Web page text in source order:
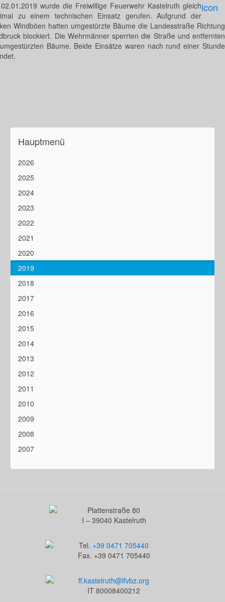
wurde die Freiwillige Feuerwehr Kastelruth gleich
zu einem technischen Einsatz gerufen. Aufgrund der
Windböen hatten umgestürzte Bäume die Landesstraße Richtung
blockiert. Die Wehrmänner sperrten die Straße und entfernten
Bäume. Beide Einsätze waren nach rund einer Stunde
Hauptmenü
2026
2025
2024
2023
2022
2021
2020
2019
2018
2017
2016
2015
2014
2013
2012
2011
2010
2009
2008
2007
Plattenstraße 80
I – 39040 Kastelruth
Tel. +39 0471 705440
Fax. +39 0471 705440
ff.kastelruth@lfvbz.org
IT 80008400212